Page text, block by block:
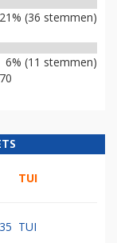
21% (36 stemmen)
6% (11 stemmen)
TUI
TUI